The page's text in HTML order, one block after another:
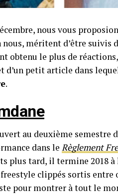
nous vous
nous, méritent d’être suivis
obtenu le plus de réactions,
d’un petit article dans
.
au deuxième semestre
dans le Règlement
plus tard, il termine 2018 à
clippés sortis entre
pour montrer à tout le